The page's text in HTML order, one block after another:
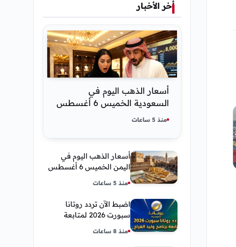
أخر الأخبار
أسعار الذهب اليوم في
السعودية الخميس 6 أغسطس
2026 — تحديث مباشر
منذ 5 ساعات
أسعار الذهب اليوم في
اليمن الخميس 6 أغسطس
وعدن
منذ 5 ساعات
اضبط الآن تردد روتانا
سبورت 2026 لمتابعة
منذ 8 ساعات